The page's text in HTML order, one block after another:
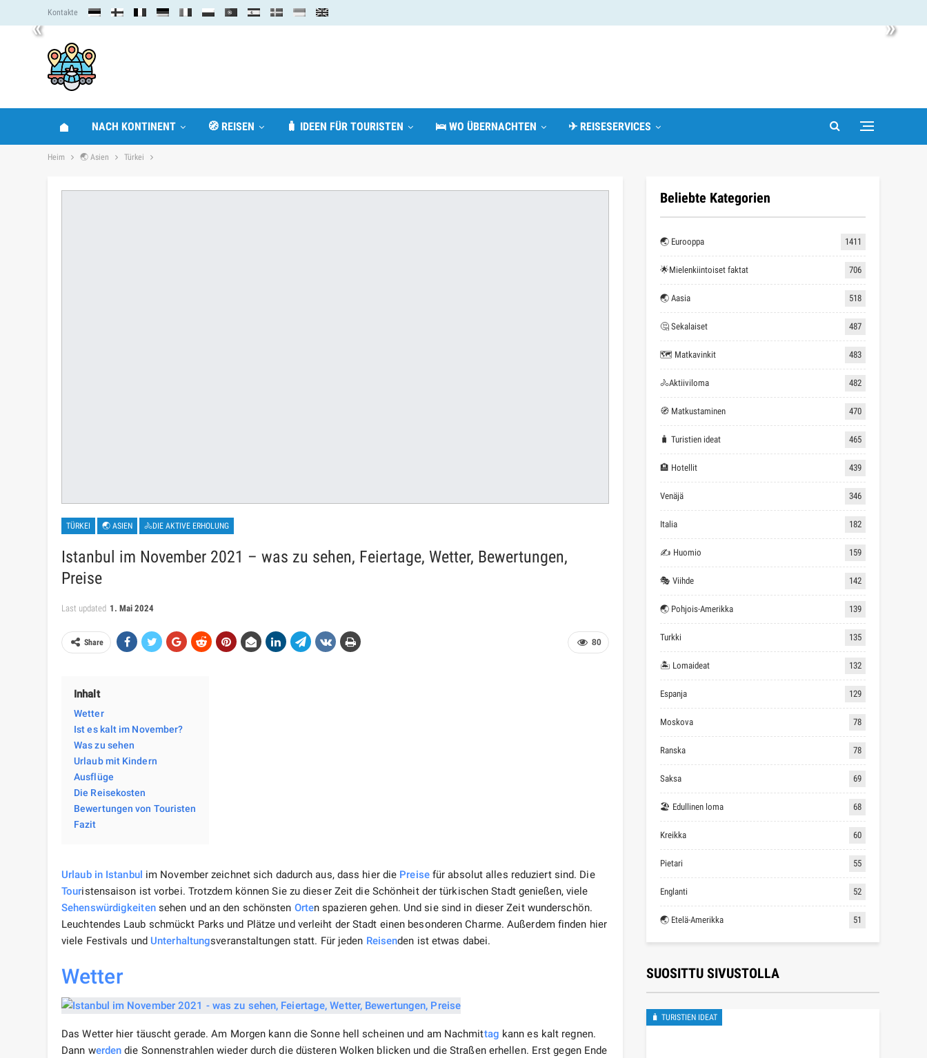
« »
Kontakte
NACH KONTINENT 🧭 REISEN 🧳 IDEEN FÜR TOURISTEN 🛌 WO ÜBERNACHTEN ✈ REISESERVICES
Heim 🌏 Asien Türkei
TÜRKEI 🌏 ASIEN 🚴DIE AKTIVE ERHOLUNG
Istanbul im November 2021 – was zu sehen, Feiertage, Wetter, Bewertungen,
Preise
Last updated 1. Mai 2024
80
Share
Inhalt
Wetter
Ist es kalt im November?
Was zu sehen
Urlaub mit Kindern
Ausflüge
Die Reisekosten
Bewertungen von Touristen
Fazit
Urlaub in Istanbul im November zeichnet sich dadurch aus, dass hier die Preisefür absolut alles reduziert sind. Die
Touristensaison ist vorbei. Trotzdem können Sie zu dieser Zeit die Schönheit der türkischen Stadt genießen, viele
Sehenswürdigkeitensehen und an den schönsten Orten spazieren gehen. Und sie sind in dieser Zeit wunderschön.
Leuchtendes Laub schmückt Parks und Plätze und verleiht der Stadt einen besonderen Charme. Außerdem finden hier
viele Festivals und Unterhaltungsveranstaltungen statt. Für jeden Reisenden ist etwas dabei.
Wetter
Das Wetter hier täuscht gerade. Am Morgen kann die Sonne hell scheinen und am Nachmittag kann es kalt regnen.
Dann werden die Sonnenstrahlen wieder durch die düsteren Wolken blicken und die Straßen erhellen. Erst gegen Ende
Beliebte Kategorien
🌏 Eurooppa 1411
🌟Mielenkiintoiset faktat 706
🌏 Aasia 518
🤔 Sekalaiset 487
🗺 Matkavinkit 483
🚴Aktiiviloma 482
🧭 Matkustaminen 470
🧳 Turistien ideat 465
🏨 Hotellit 439
Venäjä 346
Italia 182
✍ Huomio 159
🎭 Viihde 142
🌏 Pohjois-Amerikka 139
Turkki 135
🏝 Lomaideat 132
Espanja 129
Moskova 78
Ranska 78
Saksa 69
🏖 Edullinen loma 68
Kreikka 60
Pietari 55
Englanti 52
🌏 Etelä-Amerikka 51
SUOSITTU SIVUSTOLLA
🧳 TURISTIEN IDEAT